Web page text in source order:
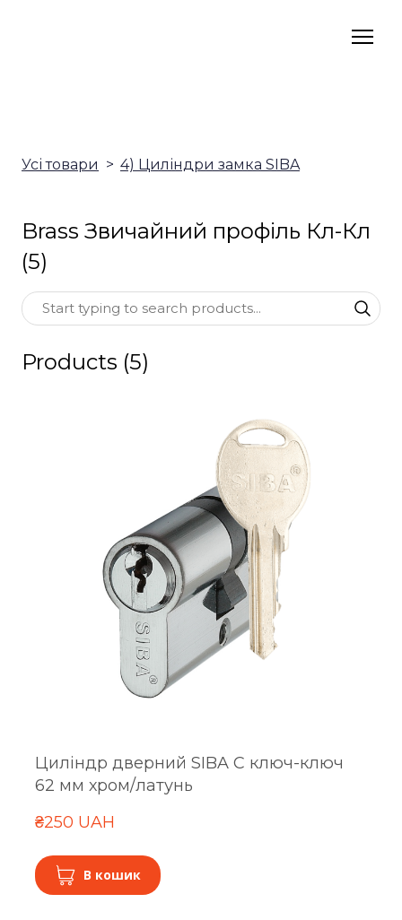
Усі товари 4) Циліндри замка SIBA
Brass Звичайний профіль Кл-Кл
(5)
Products (5)
Циліндр дверний SIBA C ключ-ключ
62 мм хром/латунь
₴250 UAH
В кошик